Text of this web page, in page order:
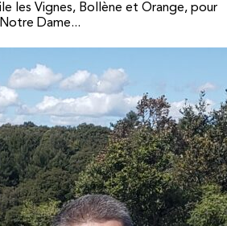
les Vignes, Bollène et Orange, pour
Dame...